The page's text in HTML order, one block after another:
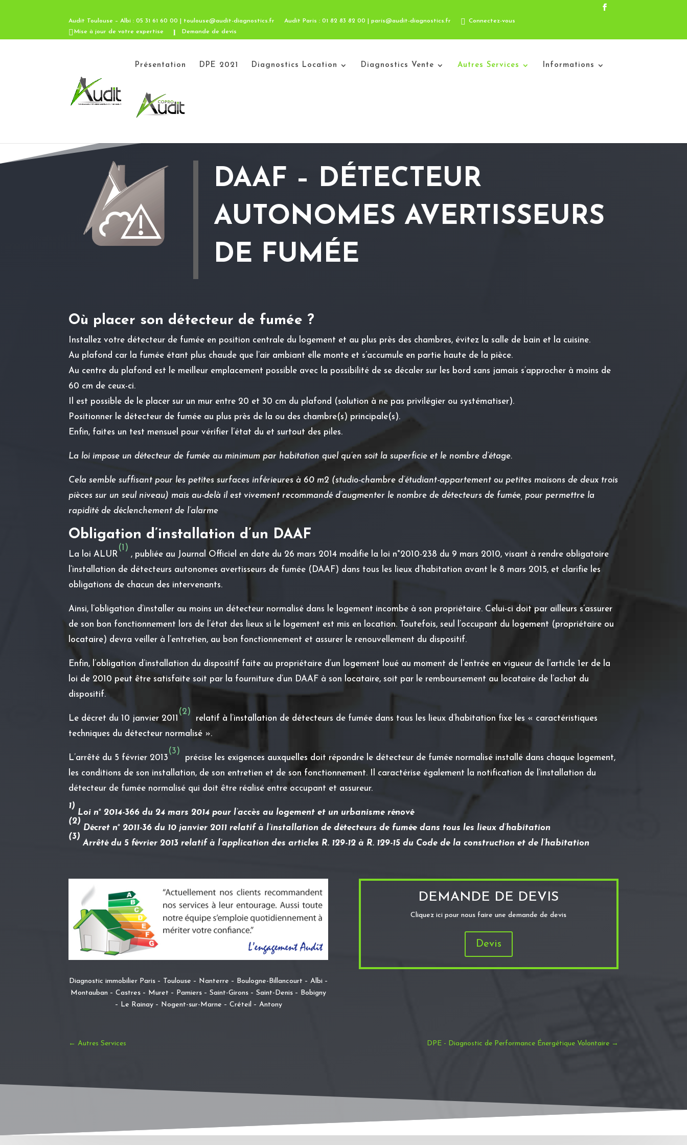
Audit Toulouse – Albi : 05 31 61 60 00 | toulouse@audit-diagnostics.fr Audit Paris : 01 82 83 82 00 | paris@audit-diagnostics.fr
Connectez-vous
Mise à jour de votre expertise
Demande de devis
Présentation DPE 2021 Diagnostics Location Diagnostics Vente Autres Services Informations
DAAF – DÉTECTEUR
AUTONOMES AVERTISSEURS
DE FUMÉE
Où placer son détecteur de fumée ?
Installez votre détecteur de fumée en position centrale du logement et au plus près des chambres, évitez la salle de bain et la cuisine.
Au plafond car la fumée étant plus chaude que l’air ambiant elle monte et s’accumule en partie haute de la pièce.
Au centre du plafond est le meilleur emplacement possible avec la possibilité de se décaler sur les bord sans jamais s’approcher à moins de
60 cm de ceux-ci.
Il est possible de le placer sur un mur entre 20 et 30 cm du plafond (solution à ne pas privilégier ou systématiser).
Positionner le détecteur de fumée au plus près de la ou des chambre(s) principale(s).
Enfin, faites un test mensuel pour vérifier l’état du et surtout des piles.
La loi impose un détecteur de fumée au minimum par habitation quel qu’en soit la superficie et le nombre d’étage.
Cela semble suffisant pour les petites surfaces inférieures à 60 m2 (studio-chambre d’étudiant-appartement ou petites maisons de deux trois
pièces sur un seul niveau) mais au-delà il est vivement recommandé d’augmenter le nombre de détecteurs de fumée, pour permettre la
rapidité de déclenchement de l’alarme
Obligation d’installation d’un DAAF
La loi ALUR
(1)
, publiée au Journal Officiel en date du 26 mars 2014 modifie la loi n°2010-238 du 9 mars 2010, visant à rendre obligatoire
l’installation de détecteurs autonomes avertisseurs de fumée (DAAF) dans tous les lieux d’habitation avant le 8 mars 2015, et clarifie les
obligations de chacun des intervenants.
Ainsi, l’obligation d’installer au moins un détecteur normalisé dans le logement incombe à son propriétaire. Celui-ci doit par ailleurs s’assurer
de son bon fonctionnement lors de l’état des lieux si le logement est mis en location. Toutefois, seul l’occupant du logement (propriétaire ou
locataire) devra veiller à l’entretien, au bon fonctionnement et assurer le renouvellement du dispositif.
Enfin, l’obligation d’installation du dispositif faite au propriétaire d’un logement loué au moment de l’entrée en vigueur de l’article 1er de la
loi de 2010 peut être satisfaite soit par la fourniture d’un DAAF à son locataire, soit par le remboursement au locataire de l’achat du
dispositif.
Le décret du 10 janvier 2011
(2)
relatif à l’installation de détecteurs de fumée dans tous les lieux d’habitation fixe les « caractéristiques
techniques du détecteur normalisé ».
L’arrêté du 5 février 2013
(3)
précise les exigences auxquelles doit répondre le détecteur de fumée normalisé installé dans chaque logement,
les conditions de son installation, de son entretien et de son fonctionnement. Il caractérise également la notification de l’installation du
détecteur de fumée normalisé qui doit être réalisé entre occupant et assureur.
1)
Loi n° 2014-366 du 24 mars 2014 pour l’accès au logement et un urbanisme rénové
(2)
Décret n° 2011-36 du 10 janvier 2011 relatif à l’installation de détecteurs de fumée dans tous les lieux d’habitation
(3)
Arrêté du 5 février 2013 relatif à l’application des articles R. 129-12 à R. 129-15 du Code de la construction et de l’habitation
Diagnostic immobilier Paris – Toulouse – Nanterre – Boulogne-Billancourt – Albi –
Montauban – Castres – Muret – Pamiers – Saint-Girons – Saint-Denis – Bobigny
– Le Rainay – Nogent-sur-Marne – Créteil – Antony
DEMANDE DE DEVIS
Cliquez ici pour nous faire une demande de devis
Devis
←Autres Services DPE - Diagnostic de Performance Énergétique Volontaire→